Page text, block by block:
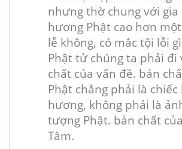
nhưng thờ chung với
hương Phật cao hơn
lễ không, có mắc tội lỗi gì
Phật tử chúng ta phải đi
chất của vấn đề. bản
Phật chẳng phải là chiếc
hương, không phải là
tượng Phật. bản chất
Tâm.